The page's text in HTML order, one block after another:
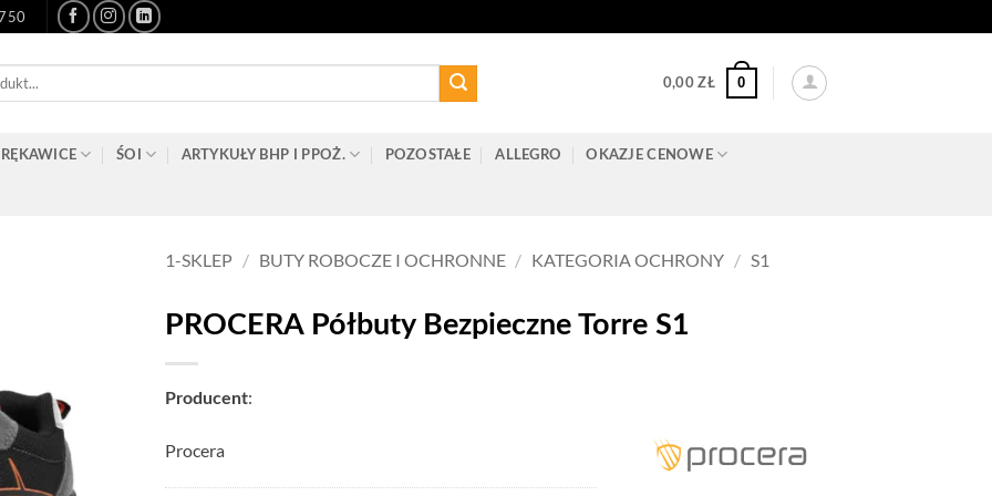
0,00ZŁ 0
RĘKAWICE ŚOI ARTYKUŁY BHP I PPOŻ. POZOSTAŁE ALLEGRO OKAZJE CENOWE
1-SKLEP / BUTY ROBOCZE I OCHRONNE / KATEGORIA OCHRONY / S1
PROCERA Półbuty Bezpieczne Torre S1
Producent:
Procera